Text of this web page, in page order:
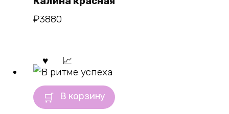
₽3880
В корзину